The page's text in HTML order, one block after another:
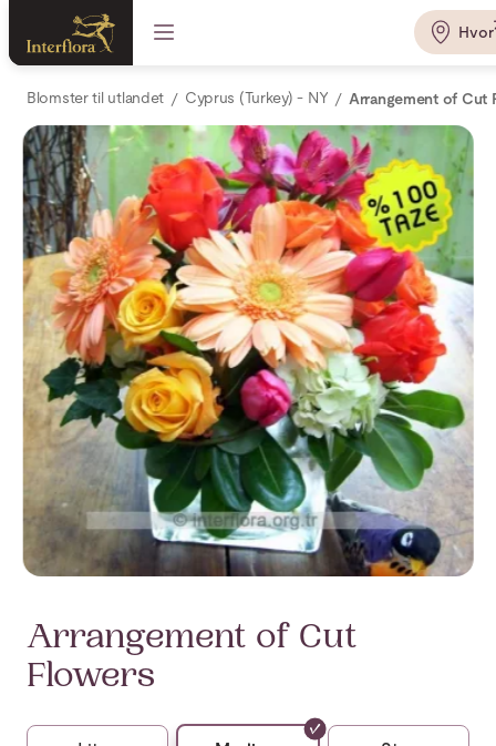
Blomster til utlandet Cyprus (Turkey) - NY Arrangement of Cut
Arrangement of Cut
Flowers